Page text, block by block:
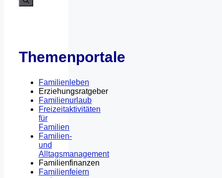
Themenportale
Familienleben
Erziehungsratgeber
Familienurlaub
Freizeitaktivitäten
für
Familien
Familien-
und
Alltagsmanagement
Familienfinanzen
Familienfeiern